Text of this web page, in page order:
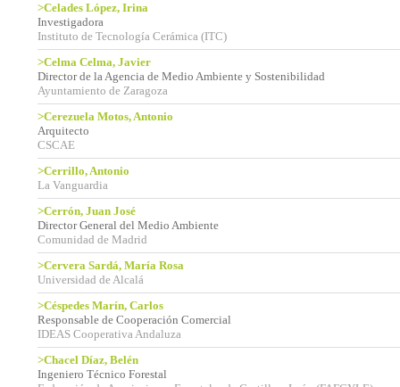
>Celades López, Irina
Investigadora
Instituto de Tecnología Cerámica (ITC)
>Celma Celma, Javier
Director de la Agencia de Medio Ambiente y Sostenibilidad
Ayuntamiento de Zaragoza
>Cerezuela Motos, Antonio
Arquitecto
CSCAE
>Cerrillo, Antonio
La Vanguardia
>Cerrón, Juan José
Director General del Medio Ambiente
Comunidad de Madrid
>Cervera Sardá, María Rosa
Universidad de Alcalá
>Céspedes Marín, Carlos
Responsable de Cooperación Comercial
IDEAS Cooperativa Andaluza
>Chacel Díaz, Belén
Ingeniero Técnico Forestal